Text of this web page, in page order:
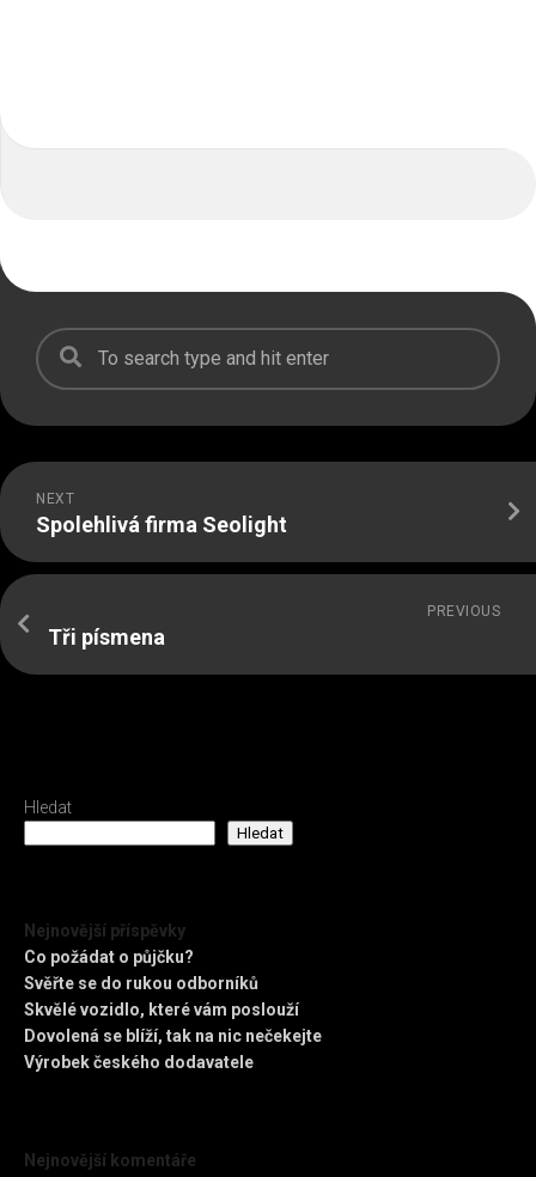
NEXT
Spolehlivá firma Seolight
PREVIOUS
Tři písmena
Hledat
Hledat
Nejnovější příspěvky
Co požádat o půjčku?
Svěřte se do rukou odborníků
Skvělé vozidlo, které vám poslouží
Dovolená se blíží, tak na nic nečekejte
Výrobek českého dodavatele
Nejnovější komentáře